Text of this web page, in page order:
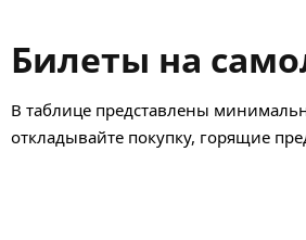
Билеты на
В таблице представлены
откладывайте покупку, горящие